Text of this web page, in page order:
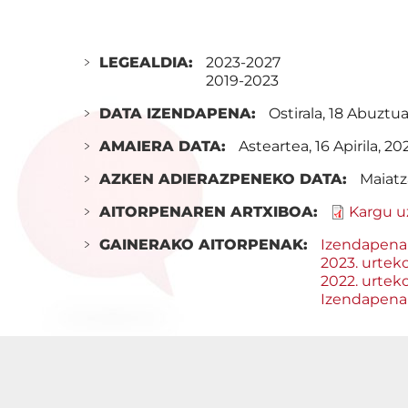
LEGEALDIA:
2023-2027
2019-2023
DATA IZENDAPENA:
Ostirala, 18
AMAIERA DATA:
Asteartea, 16 Apirila,
AZKEN ADIERAZPENEKO DATA:
AITORPENAREN ARTXIBOA:
Kargu
GAINERAKO AITORPENAK:
Izendapena
2023.
2022.
Izendapena